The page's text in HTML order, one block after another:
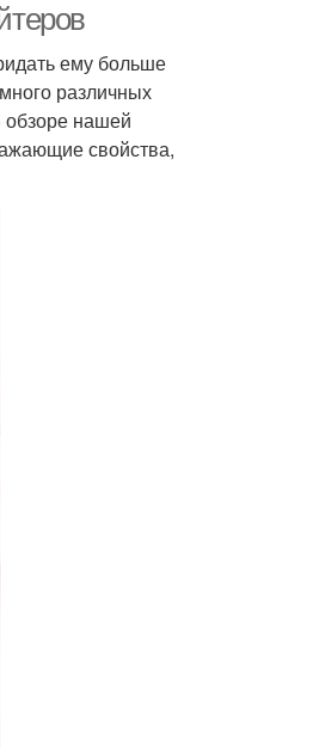
ему больше
различных
обзоре нашей
свойства,